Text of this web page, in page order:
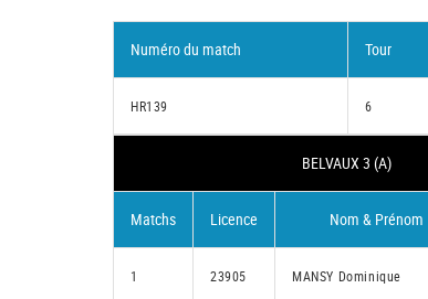
Numéro du match Tour
HR139 6
BELVAUX 3 (A)
Matchs Licence Nom & Prénom
1 23905 MANSY Dominique